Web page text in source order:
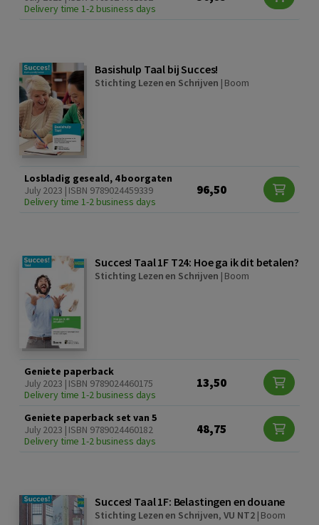
Delivery time 1-2 business days
Basishulp Taal bij Succes!
Stichting Lezen en Schrijven | Boom
Losbladig geseald, 4 boorgaten
July 2023 | ISBN 9789024459339
Delivery time 1-2 business days
96,50
Succes! Taal 1F T24: Hoe ga ik dit betalen?
Stichting Lezen en Schrijven | Boom
Geniete paperback
July 2023 | ISBN 9789024460175
Delivery time 1-2 business days
13,50
Geniete paperback set van 5
July 2023 | ISBN 9789024460182
Delivery time 1-2 business days
48,75
Succes! Taal 1F: Belastingen en douane
Stichting Lezen en Schrijven, VU NT2| Boom